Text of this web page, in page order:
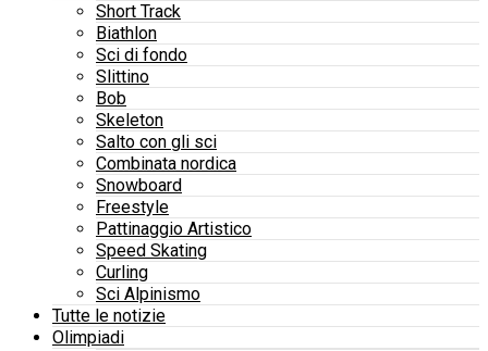
Short Track
Biathlon
Sci di fondo
Slittino
Bob
Skeleton
Salto con gli sci
Combinata nordica
Snowboard
Freestyle
Pattinaggio Artistico
Speed Skating
Curling
Sci Alpinismo
Tutte le notizie
Olimpiadi